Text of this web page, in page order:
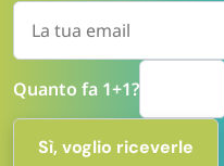
Quanto fa 1+1?